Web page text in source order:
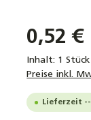
0,52 €
Inhalt: 1 Stück
Preise inkl.
Lieferzeit --